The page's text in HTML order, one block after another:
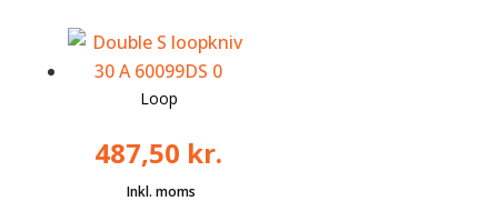
Loop
487,50 kr.